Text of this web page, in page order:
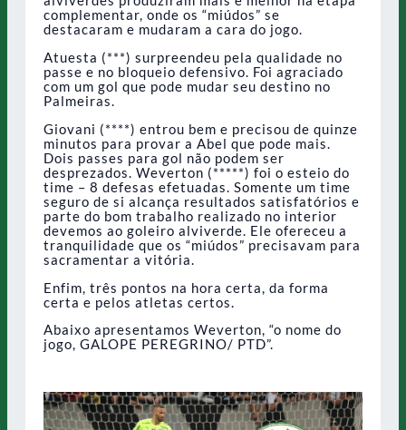
complementar, onde os “miúdos” se
destacaram e mudaram a cara do jogo.
Atuesta (***) surpreendeu pela qualidade no
passe e no bloqueio defensivo. Foi agraciado
com um gol que pode mudar seu destino no
Palmeiras.
Giovani (****) entrou bem e precisou de quinze
minutos para provar a Abel que pode mais.
Dois passes para gol não podem ser
desprezados. Weverton (*****) foi o esteio do
time – 8 defesas efetuadas. Somente um time
seguro de si alcança resultados satisfatórios e
parte do bom trabalho realizado no interior
devemos ao goleiro alviverde. Ele ofereceu a
tranquilidade que os “miúdos” precisavam para
sacramentar a vitória.
Enfim, três pontos na hora certa, da forma
certa e pelos atletas certos.
Abaixo apresentamos Weverton, “o nome do
jogo, GALOPE PEREGRINO/ PTD”.